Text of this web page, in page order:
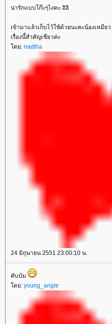
น่ารักแบบโก๊ะๆไงคะ อิอิ
เข้ามาแล้วเก็บไว้ใช้ด้วยนะคะน้องเหมียว
เรื่องนี้สำคัญเชียวค่ะ
ดย: nadtha
24 มิถุนายน 2551 23:00:10 น.
คับป๋ม
ดย: young_angle